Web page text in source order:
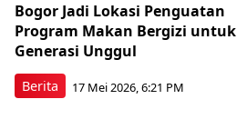
Berita
Bogor Jadi Lokasi Penguatan
Program Makan Bergizi untuk
Generasi Unggul
17 Mei 2026, 6:21 PM